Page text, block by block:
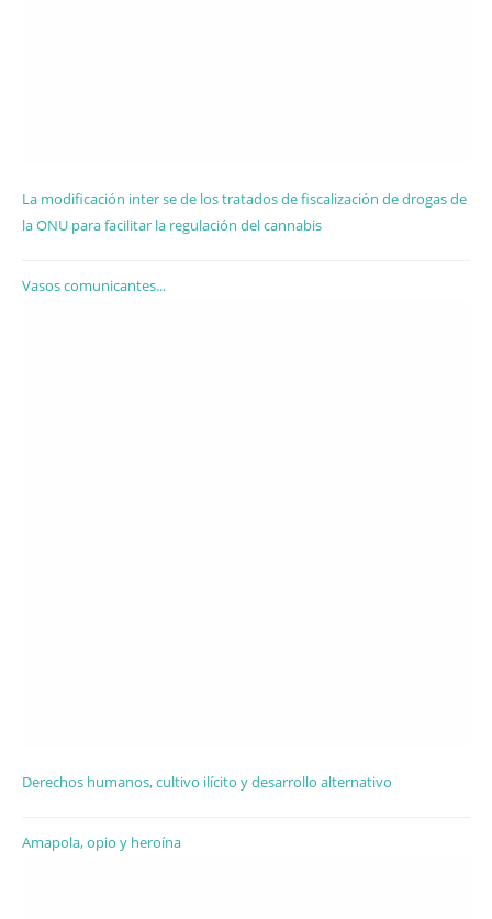
La modificación inter se de los tratados de fiscalización de drogas de
la ONU para facilitar la regulación del cannabis
Vasos comunicantes...
Derechos humanos, cultivo ilícito y desarrollo alternativo
Amapola, opio y heroína